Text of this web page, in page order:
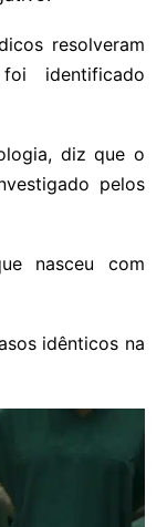
resolveram
identificado
diz que o
pelos
nasceu com
idênticos na